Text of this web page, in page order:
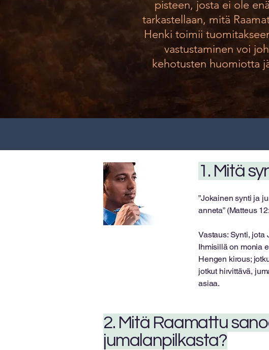
pisteen, josta ei ole
tarkastellaan, mitä
Henki toimii
vastustaminen voi
kehotusten huomiotta
1. Mitä
”Jokainen synti ja
anneta” (Matteus
Vastaus: Synti, jota
Ihmisillä on monia
Hengen kirous;
jotkut hirvittävä,
asiaa.
2. Mitä Raamattu
jumalanpilkasta?